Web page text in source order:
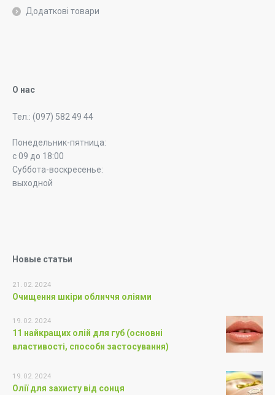
Додаткові товари
О нас
Тел.: (097) 582 49 44
Понедельник-пятница:
с 09 до 18:00
Суббота-воскресенье:
выходной
Новые статьи
21.02.2024
Очищення шкіри обличчя оліями
19.02.2024
11 найкращих олій для губ (основні
властивості, способи застосування)
19.02.2024
Олії для захисту від сонця